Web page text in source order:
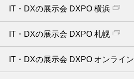
IT・DXの展示会 DXPO 横浜
IT・DXの展示会 DXPO 札幌
IT・DXの展示会 DXPO オンライン